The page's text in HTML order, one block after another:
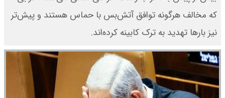
شد / تمام دبیران شعام + اینفوگرافی
که مخالف هرگونه توافق آتش‌بس با حماس هستند و پیش‌تر
نیز بارها تهدید به ترک کابینه کرده‌اند.